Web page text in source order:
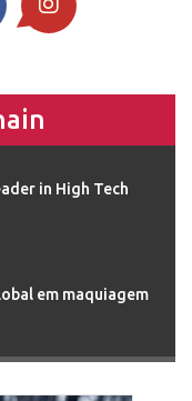
in High Tech
em maquiagem